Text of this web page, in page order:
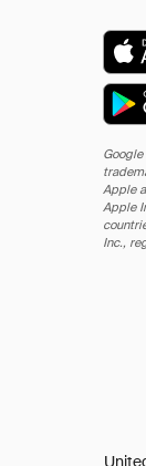
Apple
Apple
Inc.,